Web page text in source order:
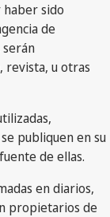
sido
de
revista, u otras
publiquen en su
de ellas.
en diarios,
propietarios de